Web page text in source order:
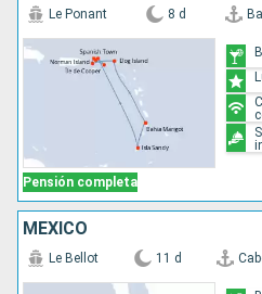
Pensión completa
Le Ponant 8 d
MÉXICO
Le Bellot 11 d